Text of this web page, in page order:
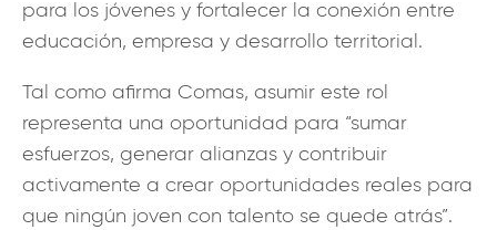
para los jóvenes y fortalecer la conexión entre
educación, empresa y desarrollo territorial.
Tal como afirma Comas, asumir este rol
representa una oportunidad para “sumar
esfuerzos, generar alianzas y contribuir
activamente a crear oportunidades reales para
que ningún joven con talento se quede atrás”.